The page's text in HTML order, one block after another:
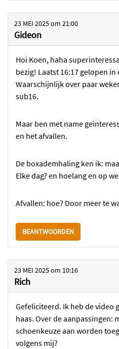
23 MEI 2025om 21:00
Gideon
Hoi Koen, haha
bezig! Laatst 16:17 gelopen
Waarschijnlijk over paar
sub16.
Maar ben met name
en het afvallen.
De boxademhaling ken ik:
Elke dag? en hoelang en op
Afvallen: hoe? Door meer te
BEANTWOORDEN
23 MEI 2025om 10:16
Rich
Gefeliciteerd. Ik heb de video
haas. Over de aanpassingen:
schoenkeuze aan worden
volgens mij?